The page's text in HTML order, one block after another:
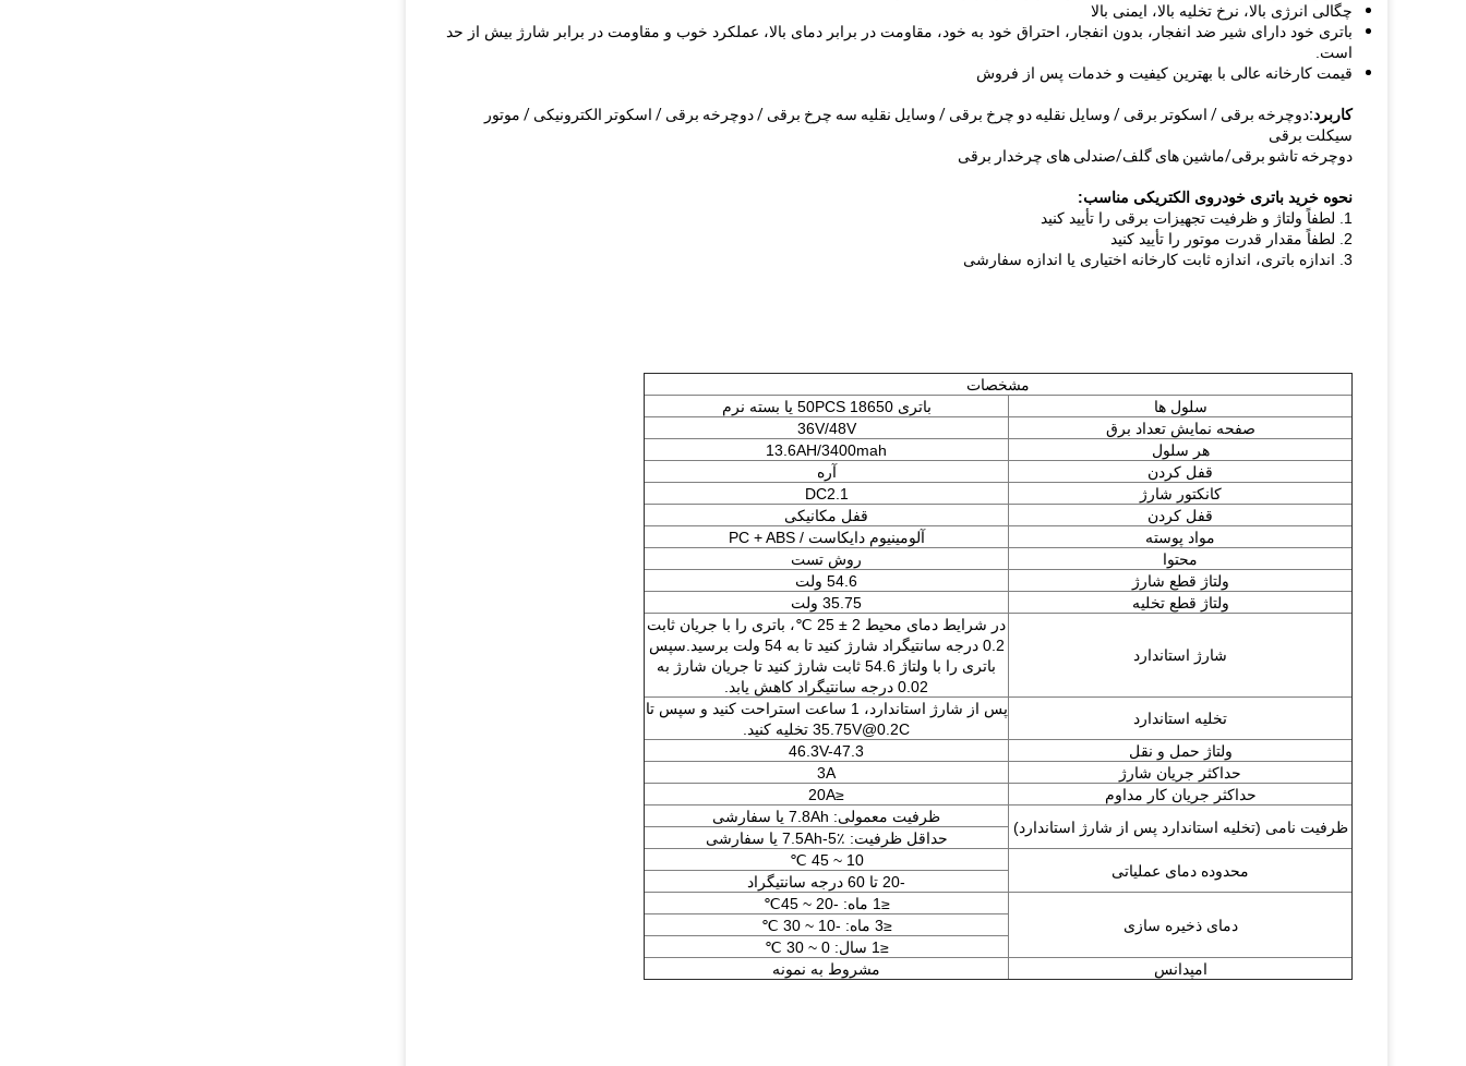
چگالی انرژی بالا، نرخ تخلیه بالا، ایمنی بالا
باتری خود دارای شیر ضد انفجار، بدون انفجار، احتراق خود به خود، مقاومت در برابر دمای بالا، عملکرد خوب و مقاومت در برابر شارژ بیش از حد
است.
قیمت کارخانه عالی با بهترین کیفیت و خدمات پس از فروش
کاربرد:دوچرخه برقی / اسکوتر برقی / وسایل نقلیه دو چرخ برقی / وسایل نقلیه سه چرخ برقی / دوچرخه برقی / اسکوتر الکترونیکی / موتور
سیکلت برقی
دوچرخه تاشو برقی/ماشین های گلف/صندلی های چرخدار برقی
نحوه خرید باتری خودروی الکتریکی مناسب:
1. لطفاً ولتاژ و ظرفیت تجهیزات برقی را تأیید کنید
2. لطفاً مقدار قدرت موتور را تأیید کنید
3. اندازه باتری، اندازه ثابت کارخانه اختیاری یا اندازه سفارشی
مشخصات
سلول ها
باتری 50PCS 18650 یا بسته نرم
صفحه نمایش تعداد برق
36V/48V
هر سلول
13.6AH/3400mah
قفل کردن
آره
کانکتور شارژ
DC2.1
قفل کردن
قفل مکانیکی
مواد پوسته
آلومینیوم دایکاست / PC + ABS
محتوا
روش تست
ولتاژ قطع شارژ
54.6 ولت
ولتاژ قطع تخلیه
35.75 ولت
شارژ استاندارد
در شرایط دمای محیط 2 ± 25 ℃، باتری را با جریان ثابت
0.2 درجه سانتیگراد شارژ کنید تا به 54 ولت برسید.سپس
باتری را با ولتاژ 54.6 ثابت شارژ کنید تا جریان شارژ به
0.02 درجه سانتیگراد کاهش یابد.
تخلیه استاندارد
پس از شارژ استاندارد، 1 ساعت استراحت کنید و سپس تا
35.75V@0.2C تخلیه کنید.
ولتاژ حمل و نقل
46.3V-47.3
حداکثر جریان شارژ
3A
حداکثر جریان کار مداوم
≤20A
ظرفیت نامی (تخلیه استاندارد پس از شارژ استاندارد)
ظرفیت معمولی: 7.8Ah یا سفارشی
حداقل ظرفیت: 7.5Ah-5٪ یا سفارشی
محدوده دمای عملیاتی
10 ~ 45 ℃
-20 تا 60 درجه سانتیگراد
دمای ذخیره سازی
≤1 ماه: -20 ~ 45℃
≤3 ماه: -10 ~ 30 ℃
≤1 سال: 0 ~ 30 ℃
امپدانس
مشروط به نمونه